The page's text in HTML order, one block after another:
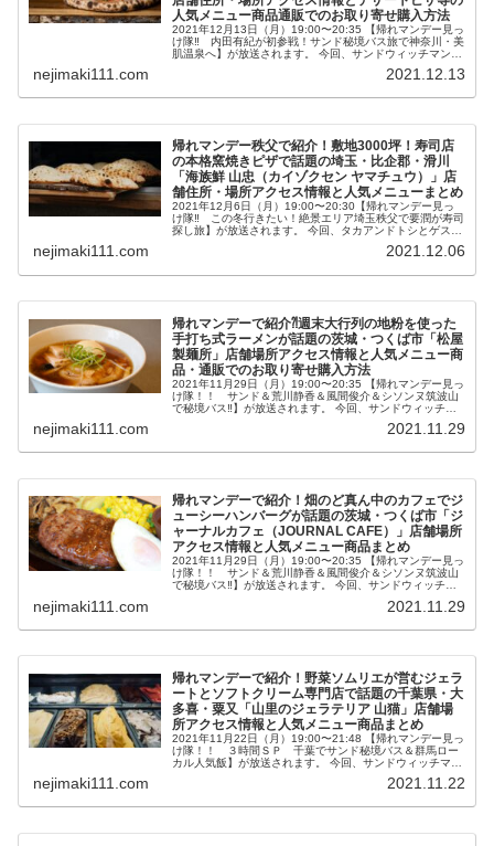
人気メニュー商品通販でのお取り寄せ購入方法
2021年12月13日（月）19:00〜20:35 【帰れマンデー見っ
け隊‼ 内田有紀が初参戦！サンド秘境バス旅で神奈川・美
肌温泉へ】が放送されます。 今回、サンドウィッチマンの
nejimaki111.com 2021.12.13
帰れマンデー秩父で紹介！敷地3000坪！寿司店
の本格窯焼きピザで話題の埼玉・比企郡・滑川
「海族鮮 山忠（カイゾクセン ヤマチュウ）」店
舗住所・場所アクセス情報と人気メニューまとめ
2021年12月6日（月）19:00〜20:30【帰れマンデー見っ
け隊‼ この冬行きたい！絶景エリア埼玉秩父で要潤が寿司
探し旅】が放送されます。 今回、タカアンドトシとゲスト
nejimaki111.com 2021.12.06
帰れマンデーで紹介⁈週末大行列の地粉を使った
手打ち式ラーメンが話題の茨城・つくば市「松屋
製麺所」店舗場所アクセス情報と人気メニュー商
品・通販でのお取り寄せ購入方法
2021年11月29日（月）19:00〜20:35 【帰れマンデー見っ
け隊！！ サンド＆荒川静香＆風間俊介＆シソンヌ筑波山
で秘境バス‼】が放送されます。 今回、サンドウィッチマ
nejimaki111.com 2021.11.29
帰れマンデーで紹介！畑のど真ん中のカフェでジ
ューシーハンバーグが話題の茨城・つくば市「ジ
ャーナルカフェ（JOURNAL CAFE）」店舗場所
アクセス情報と人気メニュー商品まとめ
2021年11月29日（月）19:00〜20:35 【帰れマンデー見っ
け隊！！ サンド＆荒川静香＆風間俊介＆シソンヌ筑波山
で秘境バス‼】が放送されます。 今回、サンドウィッチマ
nejimaki111.com 2021.11.29
帰れマンデーで紹介！野菜ソムリエが営むジェラ
ートとソフトクリーム専門店で話題の千葉県・大
多喜・粟又「山里のジェラテリア 山猫」店舗場
所アクセス情報と人気メニュー商品まとめ
2021年11月22日（月）19:00〜21:48 【帰れマンデー見っ
け隊！！ ３時間ＳＰ 千葉でサンド秘境バス＆群馬ロー
カル人気飯】が放送されます。 今回、サンドウィッチマン
nejimaki111.com 2021.11.22